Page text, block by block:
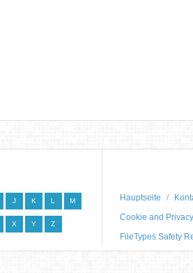
J K L M
X Y Z
Hauptseite
Cookie and
FileTypes Safety